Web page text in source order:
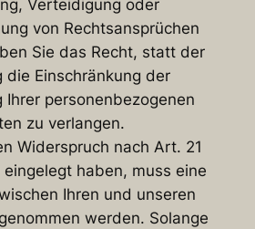
Verteidigung oder
von Rechtsansprüchen
Sie das Recht, statt der
die Einschränkung der
Ihrer personenbezogenen
zu verlangen.
Widerspruch nach Art. 21
eingelegt haben, muss eine
Ihren und unseren
werden. Solange